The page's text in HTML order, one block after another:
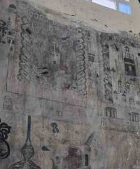
Güncel
Ünlü Oyuncu Ülkü
Çiftçi’nin Gerede
Bağlantısı Ortaya